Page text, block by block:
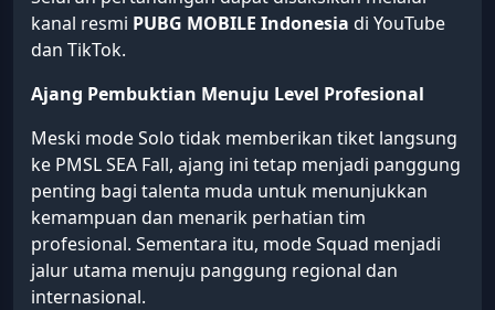
kanal resmi PUBG MOBILE Indonesia di YouTube
dan TikTok.
Ajang Pembuktian Menuju Level Profesional
Meski mode Solo tidak memberikan tiket langsung
ke PMSL SEA Fall, ajang ini tetap menjadi panggung
penting bagi talenta muda untuk menunjukkan
kemampuan dan menarik perhatian tim
profesional. Sementara itu, mode Squad menjadi
jalur utama menuju panggung regional dan
internasional.